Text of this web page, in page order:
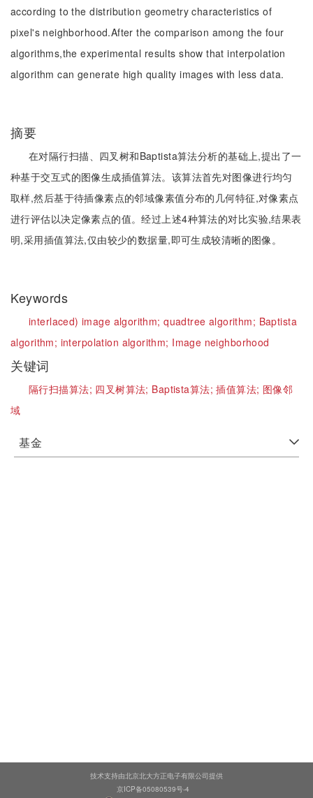
according to the distribution geometry characteristics of
pixel's neighborhood.After the comparison among the four
algorithms,the experimental results show that interpolation
algorithm can generate high quality images with less data.
摘要
在对隔行扫描、四叉树和Baptista算法分析的基础上,提出了一
种基于交互式的图像生成插值算法。该算法首先对图像进行均匀
取样,然后基于待插像素点的邻域像素值分布的几何特征,对像素点
进行评估以决定像素点的值。经过上述4种算法的对比实验,结果表
明,采用插值算法,仅由较少的数据量,即可生成较清晰的图像。
Keywords
interlaced) image algorithm;quadtree algorithm; Baptista
algorithm; interpolation algorithm; Image neighborhood
关键词
隔行扫描算法; 四叉树算法; Baptista算法;插值算法; 图像邻
域
基金
技术支持由北京北大方正电子有限公司提供
京ICP备05080539号-4